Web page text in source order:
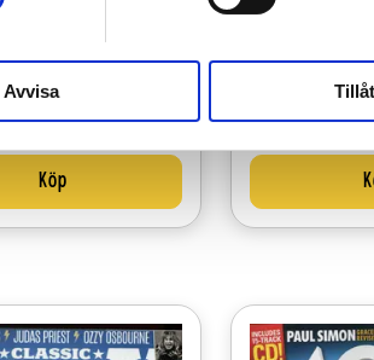
AvvisaDamtidning
lösnr:Price:
47,50 kr
Köp
Pris